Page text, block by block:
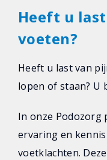
Heeft u
voeten?
Heeft u last van
lopen of staan? U
In onze Podozorg
ervaring en
voetklachten.